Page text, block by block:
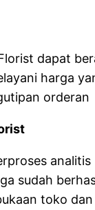
dapat
harga
orderan
sudah
toko